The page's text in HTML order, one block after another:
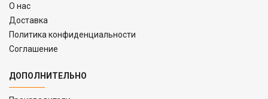
O нас
Доставка
Политика конфиденциальности
Соглашение
ДОПОЛНИТЕЛЬНО